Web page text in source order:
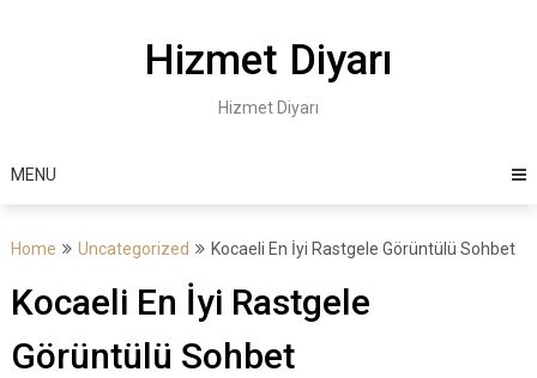
Hizmet Diyarı
Hizmet Diyarı
MENU
Home Uncategorized Kocaeli En İyi Rastgele Görüntülü Sohbet
Kocaeli En İyi Rastgele
Görüntülü Sohbet